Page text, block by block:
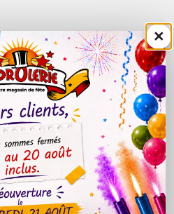


- 19h00
×